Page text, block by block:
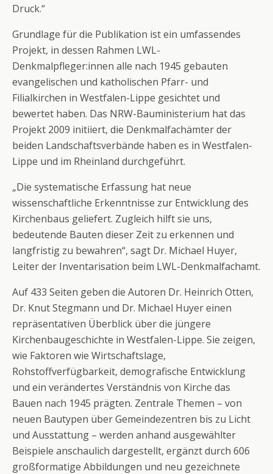
Druck.“
Grundlage für die Publikation ist ein umfassendes
Projekt, in dessen Rahmen LWL-
Denkmalpfleger:innen alle nach 1945 gebauten
evangelischen und katholischen Pfarr- und
Filialkirchen in Westfalen-Lippe gesichtet und
bewertet haben. Das NRW-Bauministerium hat das
Projekt 2009 initiiert, die Denkmalfachämter der
beiden Landschaftsverbände haben es in Westfalen-
Lippe und im Rheinland durchgeführt.
„Die systematische Erfassung hat neue
wissenschaftliche Erkenntnisse zur Entwicklung des
Kirchenbaus geliefert. Zugleich hilft sie uns,
bedeutende Bauten dieser Zeit zu erkennen und
langfristig zu bewahren“, sagt Dr. Michael Huyer,
Leiter der Inventarisation beim LWL-Denkmalfachamt.
Auf 433 Seiten geben die Autoren Dr. Heinrich Otten,
Dr. Knut Stegmann und Dr. Michael Huyer einen
repräsentativen Überblick über die jüngere
Kirchenbaugeschichte in Westfalen-Lippe. Sie zeigen,
wie Faktoren wie Wirtschaftslage,
Rohstoffverfügbarkeit, demografische Entwicklung
und ein verändertes Verständnis von Kirche das
Bauen nach 1945 prägten. Zentrale Themen – von
neuen Bautypen über Gemeindezentren bis zu Licht
und Ausstattung – werden anhand ausgewählter
Beispiele anschaulich dargestellt, ergänzt durch 606
großformatige Abbildungen und neu gezeichnete